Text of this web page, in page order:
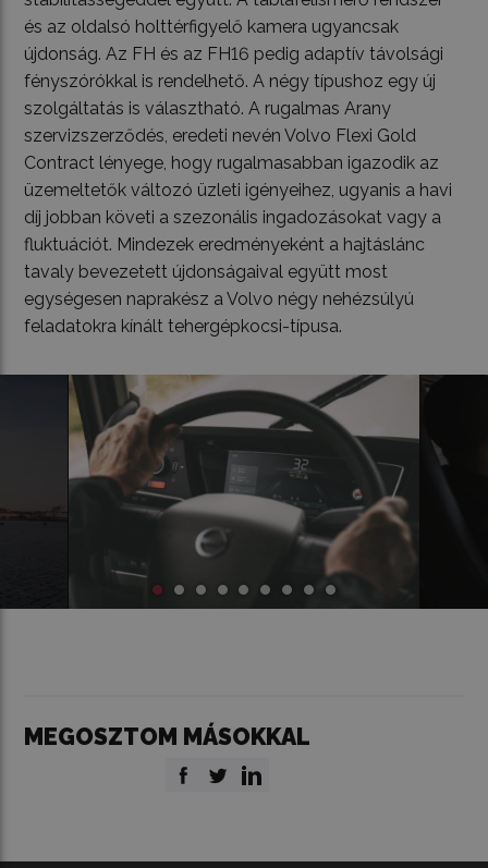
és az oldalsó holttérfigyelő kamera ugyancsak
újdonság. Az FH és az FH16 pedig adaptív távolsági
fényszórókkal is rendelhető. A négy típushoz egy új
szolgáltatás is választható. A rugalmas Arany
szervizszerződés, eredeti nevén Volvo Flexi Gold
Contract lényege, hogy rugalmasabban igazodik az
üzemeltetők változó üzleti igényeihez, ugyanis a havi
díj jobban követi a szezonális ingadozásokat vagy a
fluktuációt. Mindezek eredményeként a hajtáslánc
tavaly bevezetett újdonságaival együtt most
egységesen naprakész a Volvo négy nehézsúlyú
feladatokra kínált tehergépkocsi-típusa.
MEGOSZTOM MÁSOKKAL